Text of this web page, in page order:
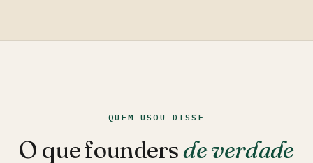
QUEM USOU DISSE
O que foundersde verdade